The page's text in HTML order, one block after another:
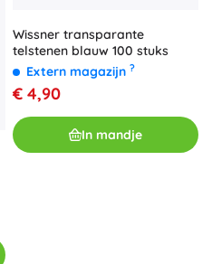
Wissner transparante
telstenen blauw 100 stuks
Extern magazijn ?
€ 4,90
In mandje